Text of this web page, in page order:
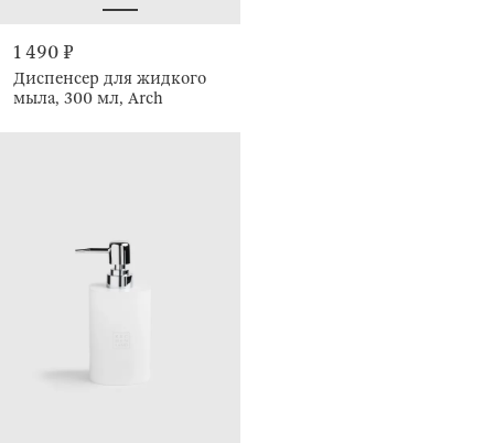
1 490 ₽
Диспенсер для жидкого
мыла, 300 мл, Arch